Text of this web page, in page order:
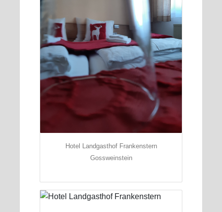
Hotel Landgasthof Frankenstern
Gossweinstein